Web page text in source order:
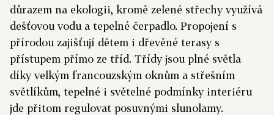
důrazem na ekologii, kromě zelené střechy využívá
dešťovou vodu a tepelné čerpadlo. Propojení s
přírodou zajišťují dětem i dřevěné terasy s
přístupem přímo ze tříd. Třídy jsou plné světla
díky velkým francouzským oknům a střešním
světlíkům, tepelné i světelné podmínky interiéru
jde přitom regulovat posuvnými slunolamy.